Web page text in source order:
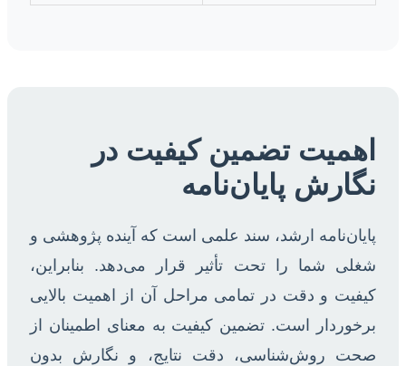
اهمیت تضمین کیفیت در
نگارش پایان‌نامه
پایان‌نامه ارشد، سند علمی است که آینده پژوهشی و
شغلی شما را تحت تأثیر قرار می‌دهد. بنابراین،
کیفیت و دقت در تمامی مراحل آن از اهمیت بالایی
برخوردار است. تضمین کیفیت به معنای اطمینان از
صحت روش‌شناسی، دقت نتایج، و نگارش بدون